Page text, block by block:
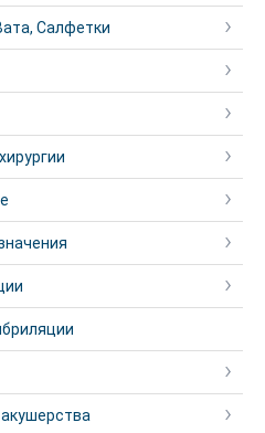
Салфетки